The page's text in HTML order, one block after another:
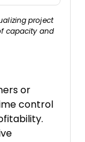
project
capacity and
or
control